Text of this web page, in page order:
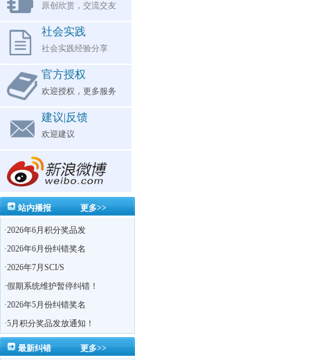
原创欣赏，交流交友
社会实践
社会实践经验分享
官方授权
欢迎授权，更多服务
建议|反馈
欢迎建议
更多>>
站内播报
·2026年6月积分奖品发
·2026年6月份纠错奖名
·2026年7月SCI/S
·假期系统维护暂停纠错！
·2026年5月份纠错奖名
·5月积分奖品发放通知！
更多>>
最新纠错